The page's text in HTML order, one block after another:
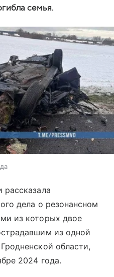
семья.
рассказала
дела о резонансном
из которых двое
из одной
области,
2024 года.